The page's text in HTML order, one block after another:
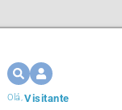
Olá,Visitante